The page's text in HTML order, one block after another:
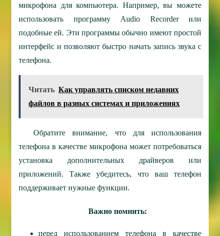
микрофона для компьютера. Например, вы можете
использовать программу Audio Recorder или
подобные ей. Эти программы обычно имеют простой
интерфейс и позволяют быстро начать запись звука с
телефона.
Читать Как управлять списком недавних
файлов в разных системах и приложениях
Обратите внимание, что для использования
телефона в качестве микрофона может потребоваться
установка дополнительных драйверов или
приложений. Также убедитесь, что ваш телефон
поддерживает нужные функции.
Важно помнить:
перед использованием телефона в качестве